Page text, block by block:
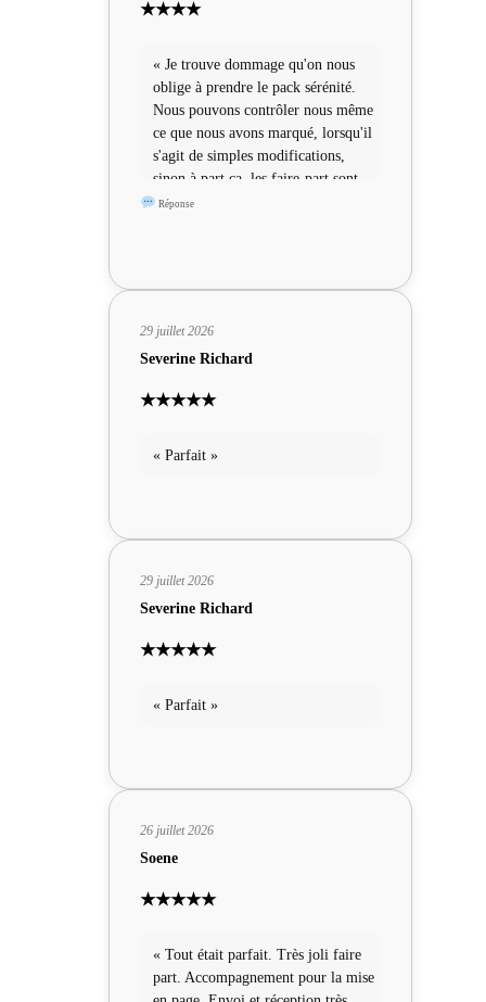
★★★★
« Je trouve dommage qu'on nous
oblige à prendre le pack sérénité.
Nous pouvons contrôler nous même
ce que nous avons marqué, lorsqu'il
s'agit de simples modifications,
sinon à part ça, les faire-part sont
sympas »
Réponse
29 juillet 2026
Severine Richard
★★★★★
« Parfait »
29 juillet 2026
Severine Richard
★★★★★
« Parfait »
26 juillet 2026
Soene
★★★★★
« Tout était parfait. Très joli faire
part. Accompagnement pour la mise